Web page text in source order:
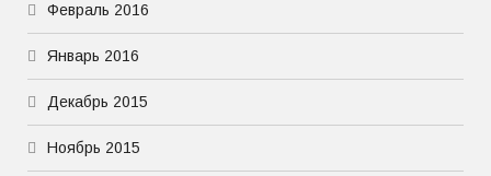
Февраль 2016
Январь 2016
Декабрь 2015
Ноябрь 2015